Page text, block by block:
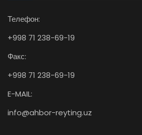
Телефон:
+998 71 238-69-19
Факс:
+998 71 238-69-19
E-MAIL:
info@ahbor-reyting.uz